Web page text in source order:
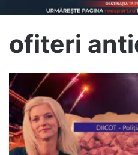
ofiteri